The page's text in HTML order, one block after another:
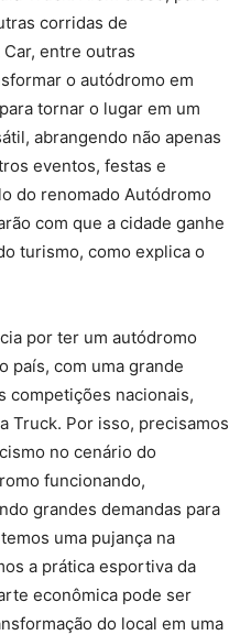
corridas de
entre outras
o autódromo em
tornar o lugar em um
abrangendo não apenas
eventos, festas e
do renomado Autódromo
com que a cidade ganhe
turismo, como explica o
por ter um autódromo
país, com uma grande
competições nacionais,
Truck. Por isso, precisamos
no cenário do
funcionando,
grandes demandas para
uma pujança na
a prática esportiva da
econômica pode ser
do local em uma